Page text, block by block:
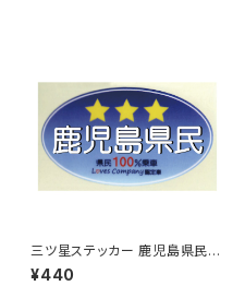
三ツ星ステッカー 鹿児島県民
(ブルー)
¥440